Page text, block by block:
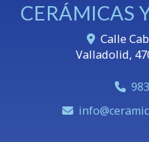
CERÁMICAS
Calle
Valladolid,
info